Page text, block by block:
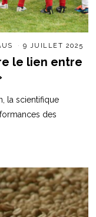
9 JUILLET 2025
le lien entre
la scientifique
des